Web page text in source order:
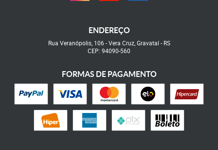
ENDEREÇO
Rua Veranópolis, 106 -Vera Cruz, Gravataí- RS
CEP: 94090-560
FORMAS DE PAGAMENTO